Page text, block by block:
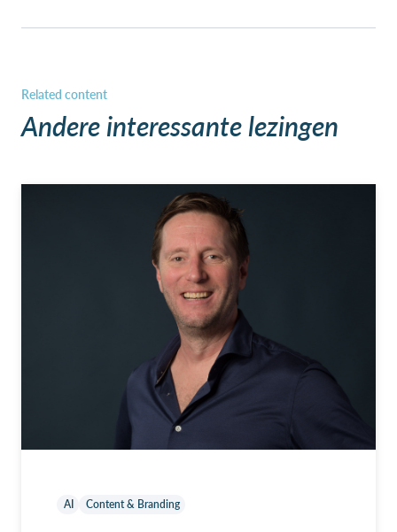
Andere interessante lezingen
AI Content & Branding